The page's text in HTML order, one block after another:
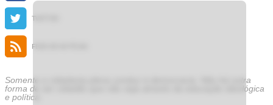
TWITTER
FEED DE NOTÍCIAS
Somente a cidadania plena conduz à democracia. Não há outra
forma de ser cidadão que não seja através da educação ideológica
e política.